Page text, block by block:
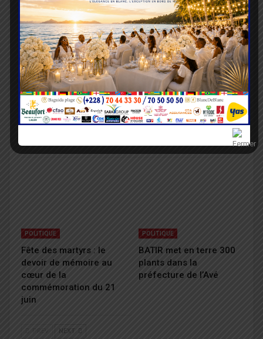
POLITIQUE
Communication
électronique : un
POLITIQUE
Le Parti BATIR mise sur
ses élus locaux pour
renforcer sa présence
POLITIQUE
Fête des martyrs : le
devoir de mémoire au
cœur de la
commémoration du 21
juin
POLITIQUE
BATIR met en terre 300
plants dans la
préfecture de l’Avé
NEXT